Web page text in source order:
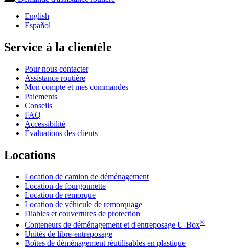
English
Español
Service à la clientèle
Pour nous contacter
Assistance routière
Mon compte et mes commandes
Paiements
Conseils
FAQ
Accessibilité
Évaluations des clients
Locations
Location de camion de déménagement
Location de fourgonnette
Location de remorque
Location de véhicule de remorquage
Diables et couvertures de protection
Conteneurs de déménagement et d'entreposage U-Box®
Unités de libre-entreposage
Boîtes de déménagement réutilisables en plastique